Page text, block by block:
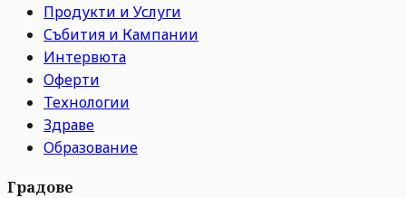
Продукти и Услуги
Събития и Кампании
Интервюта
Оферти
Технологии
Здраве
Образование
Градове